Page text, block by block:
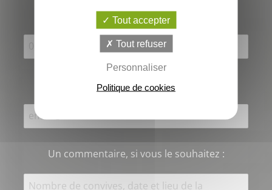
Un commentaire, si vous le souhaitez :
Tout accepter
Tout refuser
Personnaliser
Politique de cookies